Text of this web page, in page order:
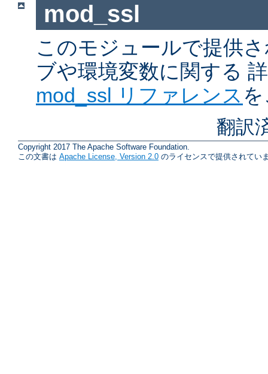
mod_ssl
このモジュールで提供
ブや環境変数に関する
mod_ssl リファレンス
翻訳
Copyright 2017 The Apache Software Foundation.
この文書は Apache License, Version 2.0 のライセンスで提供されてい